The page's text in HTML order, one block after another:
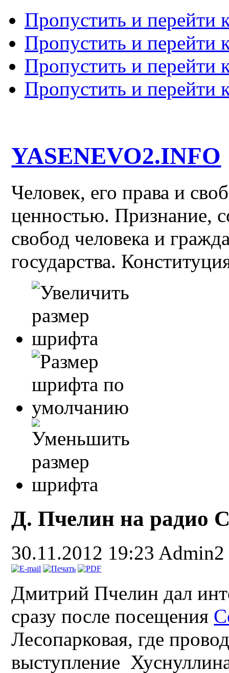
Пропустить и перейти
Пропустить и перейти
Пропустить и перейти
Пропустить и перейти
YASENEVO2.INFO
Человек, его права и
ценностью. Признание,
свобод человека и
государства.
Д. Пчелин на радио
30.11.2012 19:23 Admin2
Дмитрий Пчелин дал
сразу после посещения
Лесопарковая, где
выступление